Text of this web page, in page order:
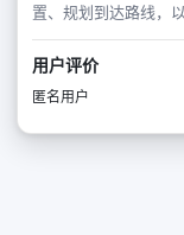
置、规划到达路线，
用户评价
匿名用户